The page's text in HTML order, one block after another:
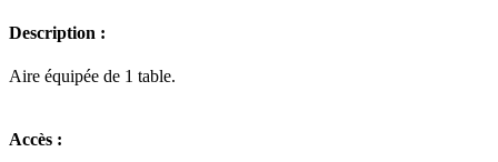
Description :
Aire équipée de 1 table.
Accès :